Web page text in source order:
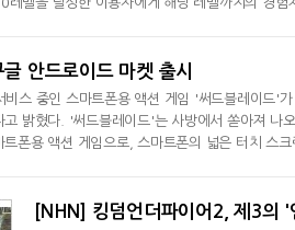
안드로이드 마켓 출시
비스 중인 스마트폰용 액션 게임 '써드블레이드'
무기를 자유롭게 바꿔가며 시원하
폰용 액션 게임으로, 스마트폰의 넓은 터치 스
[NHN] 킹덤언더파이어2, 제3의